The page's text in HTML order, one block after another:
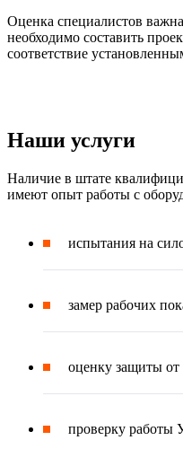
Оценка специалистов
необходимо составить
соответствие
Наши услуги
Наличие в штате
имеют опыт работы с
испытания на
замер рабочих
оценку защиты
проверку работы